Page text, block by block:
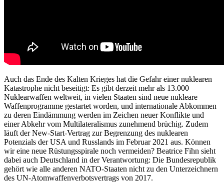
Auch das Ende des Kalten Krieges hat die Gefahr einer nuklearen
Katastrophe nicht beseitigt: Es gibt derzeit mehr als 13.000
Nuklearwaffen weltweit, in vielen Staaten sind neue nukleare
Waffenprogramme gestartet worden, und internationale Abkommen
zu deren Eindämmung werden im Zeichen neuer Konflikte und
einer Abkehr vom Multilateralismus zunehmend brüchig. Zudem
läuft der New-Start-Vertrag zur Begrenzung des nuklearen
Potenzials der USA und Russlands im Februar 2021 aus. Können
wir eine neue Rüstungsspirale noch vermeiden? Beatrice Fihn sieht
dabei auch Deutschland in der Verantwortung: Die Bundesrepublik
gehört wie alle anderen NATO-Staaten nicht zu den Unterzeichnern
des UN-Atomwaffenverbotsvertrags von 2017.